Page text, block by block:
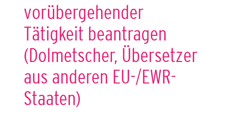
vorübergehender
Tätigkeit beantragen
(Dolmetscher, Übersetzer
aus anderen EU-/EWR-
Staaten)